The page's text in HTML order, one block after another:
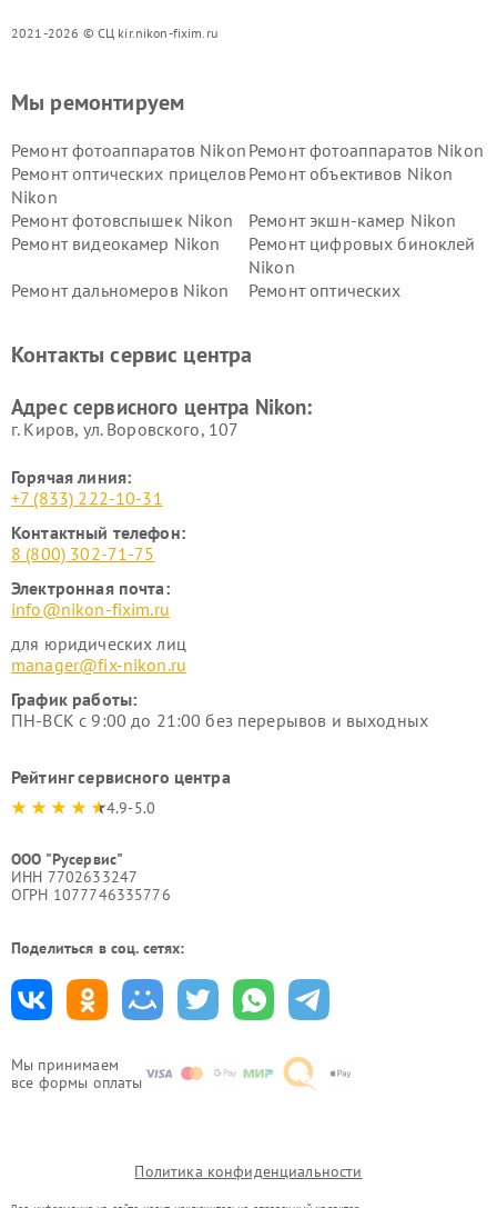
2021-2026 © СЦ kir.nikon-fixim.ru
Мы принимаем
все формы оплаты
Мы ремонтируем
Ремонт фотоаппаратов Nikon Ремонт фотоаппаратов Nikon
Ремонт оптических прицелов
Nikon
Ремонт объективов Nikon
Ремонт фотовспышек Nikon
Ремонт экшн-камер Nikon
Ремонт видеокамер Nikon
Ремонт цифровых биноклей
Nikon
Ремонт дальномеров Nikon
Ремонт оптических
Контакты сервис центра
Адрес сервисного центра Nikon:
г. Киров, ул. Воровского, 107
Горячая линия:
+7 (833) 222-10-31
Контактный телефон:
8 (800) 302-71-75
Электронная почта:
info@nikon-fixim.ru
для юридических лиц
manager@fix-nikon.ru
График работы:
ПН-ВСК с 9:00 до 21:00 без перерывов и выходных
Рейтинг сервисного центра
4.9-5.0
ООО "Русервис"
ИНН 7702633247
ОГРН 1077746335776
Поделиться в соц. сетях:
Политика конфиденциальности